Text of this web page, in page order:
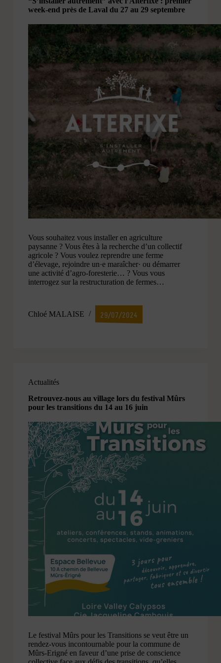
week-end près de Laval du 27 au 29 septembre
Vous souhaitez vous installer en agriculture
paysanne ? Vous êtes à la recherche d’un collectif
agricole ? Vous voulez reprendre une ferme
d’élevage, rejoindre un·e maraîcher· ou démarrer
une activité d’agro-foresterie… ? Vous vous
interrogez sur la restructuration de fermes…
Chloé MALAISE 29/07/2024
Actualités
Retrouvez-nous au village lors du festival Mûrs
pour les transitions du 14 au 16 juin
Le festival Mûrs pour les Transitions se veut être un
rendez-vous incontournable pour la commune de
Mûrs-Erigné en faveur d’une prise de conscience